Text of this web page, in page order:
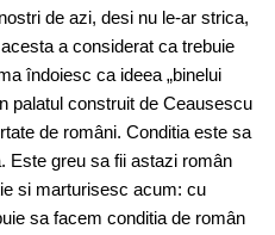
de azi, desi nu le-ar strica,
a considerat ca trebuie
îndoiesc ca ideea „binelui
palatul construit de Ceausescu
de români. Conditia este sa
Este greu sa fii astazi român
si marturisesc acum: cu
sa facem conditia de român